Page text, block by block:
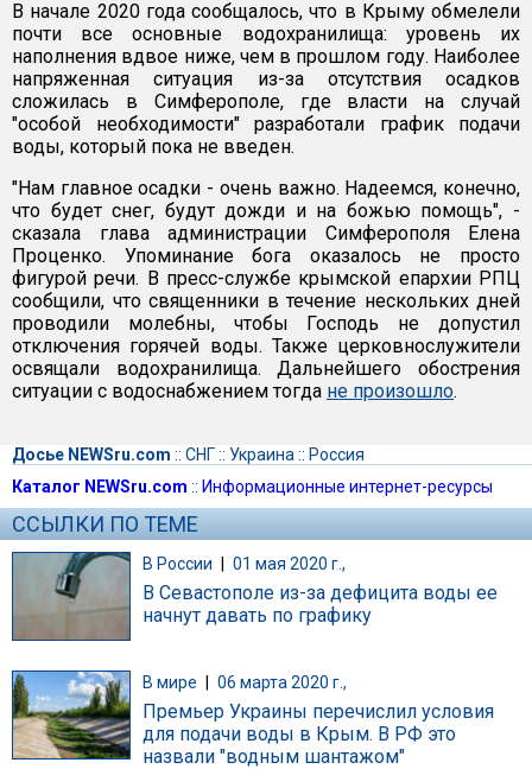
В начале 2020 года сообщалось, что в Крыму обмелели
почти все основные водохранилища: уровень их
наполнения вдвое ниже, чем в прошлом году. Наиболее
напряженная ситуация из-за отсутствия осадков
сложилась в Симферополе, где власти на случай
"особой необходимости" разработали график подачи
воды, который пока не введен.
"Нам главное осадки - очень важно. Надеемся, конечно,
что будет снег, будут дожди и на божью помощь", -
сказала глава администрации Симферополя Елена
Проценко. Упоминание бога оказалось не просто
фигурой речи. В пресс-службе крымской епархии РПЦ
сообщили, что священники в течение нескольких дней
проводили молебны, чтобы Господь не допустил
отключения горячей воды. Также церковнослужители
освящали водохранилища. Дальнейшего обострения
ситуации с водоснабжением тогда не произошло.
Досье NEWSru.com :: СНГ:: Украина :: Россия
Каталог NEWSru.com :: Информационные интернет-ресурсы
ССЫЛКИ ПО ТЕМЕ
В России | 01 мая 2020 г.,
В Севастополе из-за дефицита воды ее
начнут давать по графику
В мире 06 марта 2020 г.,
Премьер Украины перечислил условия
для подачи воды в Крым. В РФ это
назвали "водным шантажом"